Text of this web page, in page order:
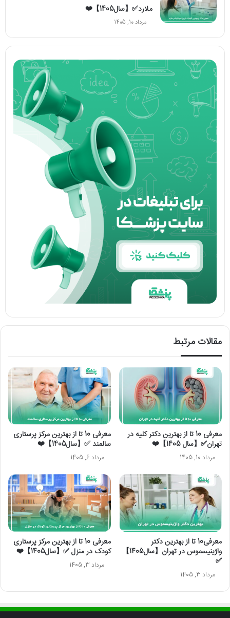
ملارد✅【سال1405】❤️
مرداد 10, 1405
مقالات مرتبط
معرفی 10 تا از بهترین دکتر کلیه در
تهران✅【سال 1405】❤️
مرداد 10, 1405
معرفی 10 تا از بهترین مرکز پرستاری
سالمند ✅【سال1405】❤️
مرداد 6, 1405
معرفی10 تا از بهترین دکتر
واژینیسموس در تهران【سال1405】
✅
مرداد 3, 1405
معرفی 10 تا از بهترین مرکز پرستاری
کودک در منزل ✅【سال1405】❤️
مرداد 3, 1405